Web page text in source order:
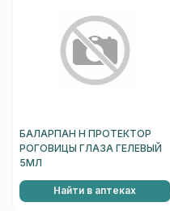
БАЛАРПАН Н ПРОТЕКТОР
РОГОВИЦЫ ГЛАЗА ГЕЛЕВЫЙ
5МЛ
Найти в аптеках